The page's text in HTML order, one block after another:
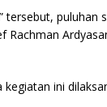
tersebut, puluhan
Rachman
ini